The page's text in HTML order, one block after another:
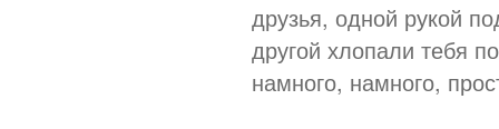
друзья, одной рукой
другой хлопали тебя
намного, намного,